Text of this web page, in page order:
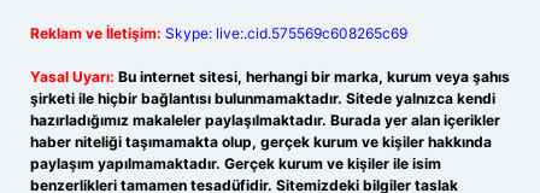
Reklam ve İletişim: Skype: live:.cid.575569c608265c69
Yasal Uyarı: Bu internet sitesi, herhangi bir marka, kurum veya şahıs
şirketi ile hiçbir bağlantısı bulunmamaktadır. Sitede yalnızca kendi
hazırladığımız makaleler paylaşılmaktadır. Burada yer alan içerikler
haber niteliği taşımamakta olup, gerçek kurum ve kişiler hakkında
paylaşım yapılmamaktadır. Gerçek kurum ve kişiler ile isim
benzerlikleri tamamen tesadüfidir. Sitemizdeki bilgiler taslak